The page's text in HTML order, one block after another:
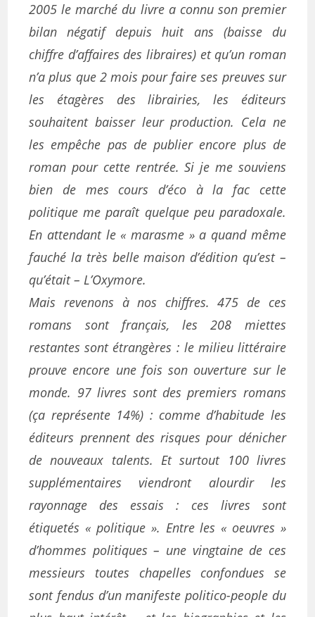
2005 le marché du livre a connu son premier
bilan négatif depuis huit ans (baisse du
chiffre d’affaires des libraires) et qu’un roman
n’a plus que 2 mois pour faire ses preuves sur
les étagères des librairies, les éditeurs
souhaitent baisser leur production. Cela ne
les empêche pas de publier encore plus de
roman pour cette rentrée. Si je me souviens
bien de mes cours d’éco à la fac cette
politique me paraît quelque peu paradoxale.
En attendant le « marasme » a quand même
fauché la très belle maison d’édition qu’est –
qu’était – L’Oxymore.
Mais revenons à nos chiffres. 475 de ces
romans sont français, les 208 miettes
restantes sont étrangères : le milieu littéraire
prouve encore une fois son ouverture sur le
monde. 97 livres sont des premiers romans
(ça représente 14%) : comme d’habitude les
éditeurs prennent des risques pour dénicher
de nouveaux talents. Et surtout 100 livres
supplémentaires viendront alourdir les
rayonnage des essais : ces livres sont
étiquetés « politique ». Entre les « oeuvres »
d’hommes politiques – une vingtaine de ces
messieurs toutes chapelles confondues se
sont fendus d’un manifeste politico-people du